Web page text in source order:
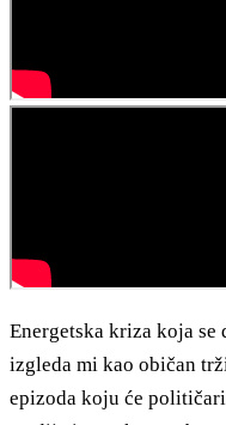
Energetska kriza koja se
izgleda mi kao običan
epizoda koju će